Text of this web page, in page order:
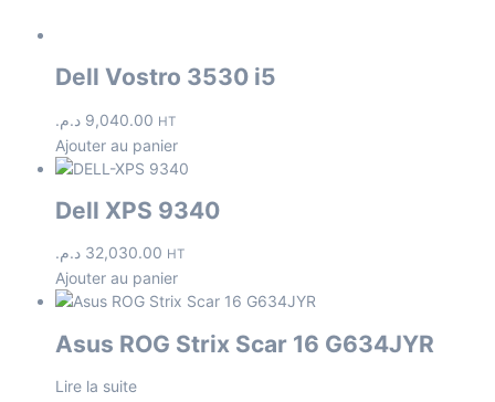
Dell Vostro 3530 i5
9,040.00 د.م. HT
Ajouter au panier
Dell XPS 9340
32,030.00 د.م. HT
Ajouter au panier
Asus ROG Strix Scar 16 G634JYR
Lire la suite